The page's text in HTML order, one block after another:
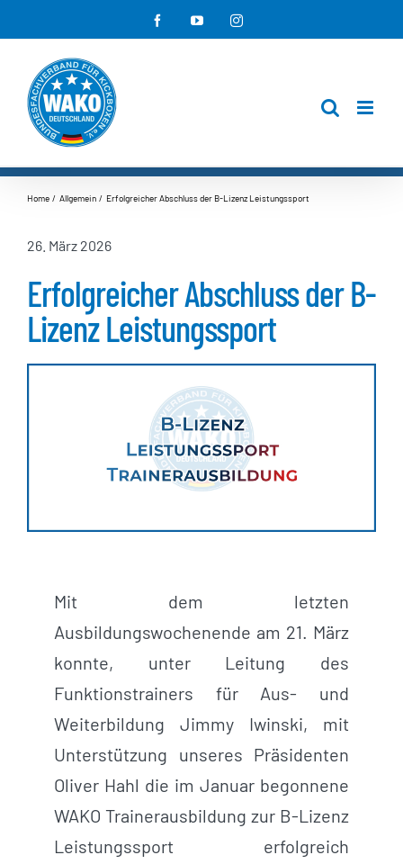
Inhalt
springen
FacebookYouTubeInstagram
Home Allgemein Erfolgreicher Abschluss der B-Lizenz Leistungssport
26. März 2026
Erfolgreicher Abschluss der B-
Lizenz Leistungssport
Mit dem letzten
Ausbildungswochenende am 21. März
konnte, unter Leitung des
Funktionstrainers für Aus- und
Weiterbildung Jimmy Iwinski, mit
Unterstützung unseres Präsidenten
Oliver Hahl die im Januar begonnene
WAKO Trainerausbildung zur B-Lizenz
Leistungssport erfolgreich